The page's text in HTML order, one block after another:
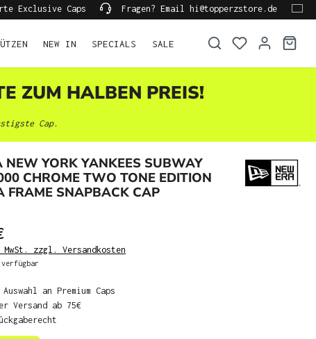
Exclusive Caps Fragen? Email hi@topperzstore.de
NEW IN SPECIALS SALE
ZUM HALBEN PREIS!
Cap.
NEW YORK YANKEES SUBWAY
CHROME TWO TONE EDITION
FRAME SNAPBACK CAP
zzgl. Versandkosten
an Premium Caps
Versand ab 75€